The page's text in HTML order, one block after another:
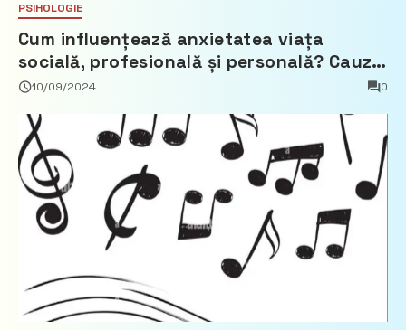
PSIHOLOGIE
Cum influențează anxietatea viața
socială, profesională și personală? Cauze,
simptome și tratament
10/09/2024 0